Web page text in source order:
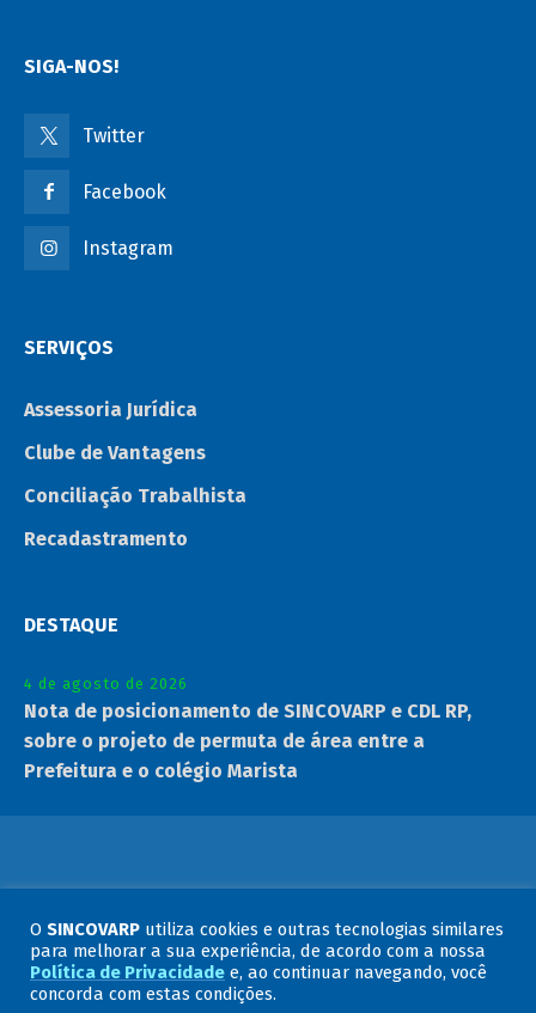
SIGA-NOS!
Twitter
Facebook
Instagram
SERVIÇOS
Assessoria Jurídica
Clube de Vantagens
Conciliação Trabalhista
Recadastramento
DESTAQUE
4 de agosto de 2026
Nota de posicionamento de SINCOVARP e CDL RP,
sobre o projeto de permuta de área entre a
Prefeitura e o colégio Marista
Ribeirão Preto
por: OnSize Sistemas Web
O SINCOVARP utiliza cookies e outras tecnologias similares
para melhorar a sua experiência, de acordo com a nossa
Política de Privacidade e, ao continuar navegando, você
concorda com estas condições.